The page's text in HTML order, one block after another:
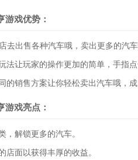
游戏优势：
去出售各种汽车哦，卖出更多的汽
法让玩家的操作更加的简单，手指
的销售方案让你轻松卖出汽车哦，
游戏亮点：
，解锁更多的汽车。
店面以获得丰厚的收益。